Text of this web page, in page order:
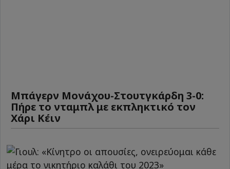
Μπάγερν Μονάχου-Στουτγκάρδη 3-0:
Πήρε το νταμπλ με εκπληκτικό τον
Χάρι Κέιν